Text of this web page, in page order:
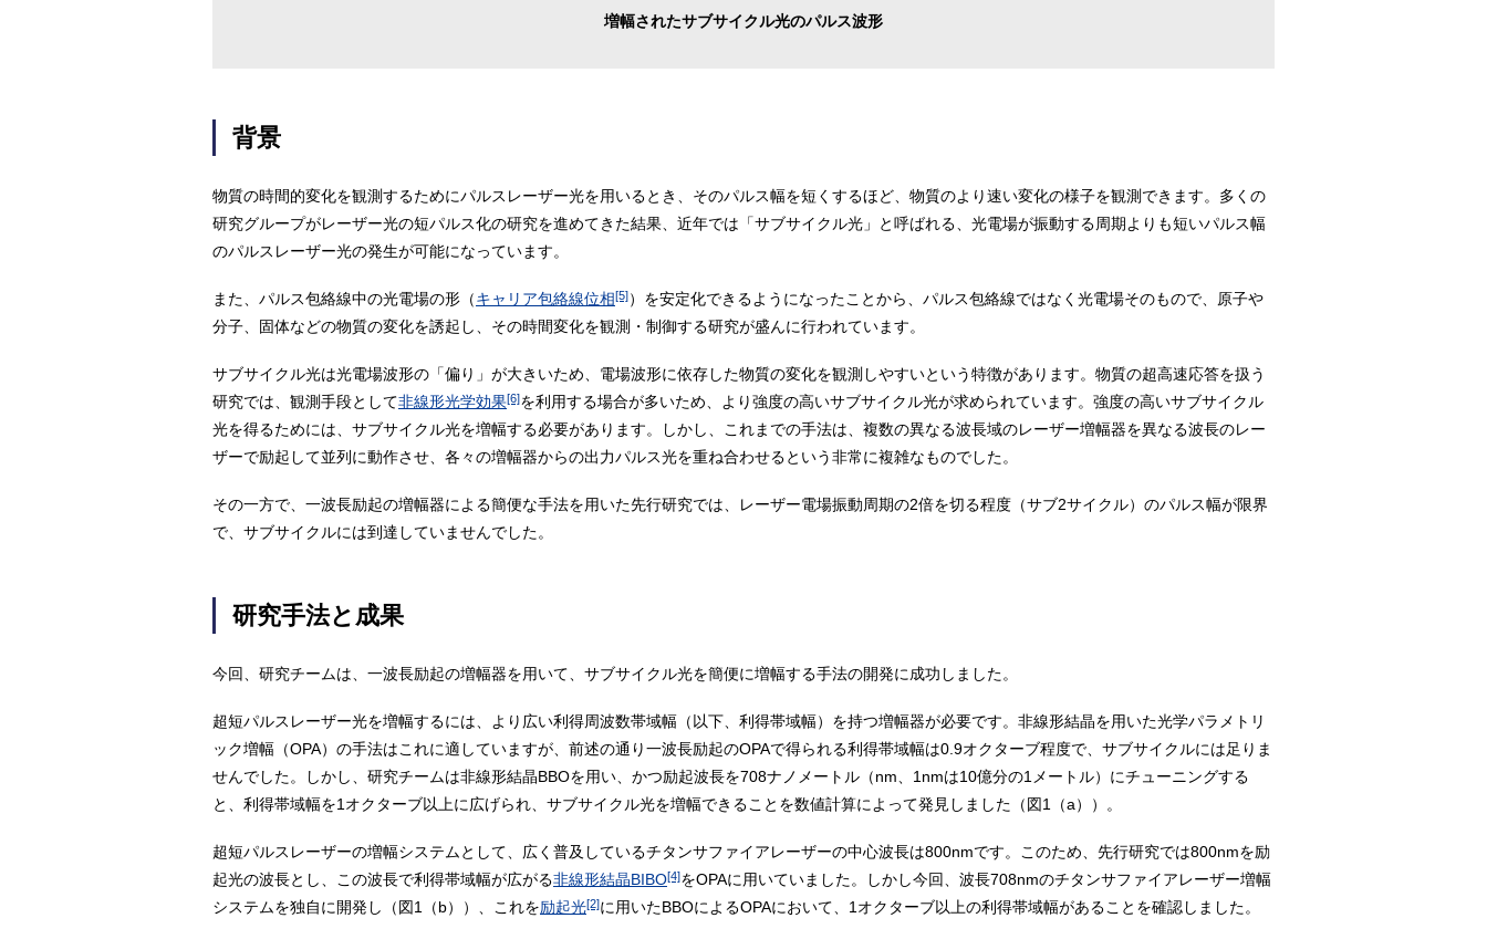
増幅されたサブサイクル光のパルス波形
背景
物質の時間的変化を観測するためにパルスレーザー光を用いるとき、そのパルス幅を短くするほど、物質のより速い変化の様子を観測できます。多くの
研究グループがレーザー光の短パルス化の研究を進めてきた結果、近年では「サブサイクル光」と呼ばれる、光電場が振動する周期よりも短いパルス幅
のパルスレーザー光の発生が可能になっています。
また、パルス包絡線中の光電場の形（キャリア包絡線位相[5]）を安定化できるようになったことから、パルス包絡線ではなく光電場そのもので、原子や
分子、固体などの物質の変化を誘起し、その時間変化を観測・制御する研究が盛んに行われています。
サブサイクル光は光電場波形の「偏り」が大きいため、電場波形に依存した物質の変化を観測しやすいという特徴があります。物質の超高速応答を扱う
研究では、観測手段として非線形光学効果[6]を利用する場合が多いため、より強度の高いサブサイクル光が求められています。強度の高いサブサイクル
光を得るためには、サブサイクル光を増幅する必要があります。しかし、これまでの手法は、複数の異なる波長域のレーザー増幅器を異なる波長のレー
ザーで励起して並列に動作させ、各々の増幅器からの出力パルス光を重ね合わせるという非常に複雑なものでした。
その一方で、一波長励起の増幅器による簡便な手法を用いた先行研究では、レーザー電場振動周期の2倍を切る程度（サブ2サイクル）のパルス幅が限界
で、サブサイクルには到達していませんでした。
研究手法と成果
今回、研究チームは、一波長励起の増幅器を用いて、サブサイクル光を簡便に増幅する手法の開発に成功しました。
超短パルスレーザー光を増幅するには、より広い利得周波数帯域幅（以下、利得帯域幅）を持つ増幅器が必要です。非線形結晶を用いた光学パラメトリ
ック増幅（OPA）の手法はこれに適していますが、前述の通り一波長励起のOPAで得られる利得帯域幅は0.9オクターブ程度で、サブサイクルには足りま
せんでした。しかし、研究チームは非線形結晶BBOを用い、かつ励起波長を708ナノメートル（nm、1nmは10億分の1メートル）にチューニングする
と、利得帯域幅を1オクターブ以上に広げられ、サブサイクル光を増幅できることを数値計算によって発見しました（図1（a））。
超短パルスレーザーの増幅システムとして、広く普及しているチタンサファイアレーザーの中心波長は800nmです。このため、先行研究では800nmを励
起光の波長とし、この波長で利得帯域幅が広がる非線形結晶BIBO[4]をOPAに用いていました。しかし今回、波長708nmのチタンサファイアレーザー増幅
システムを独自に開発し（図1（b））、これを励起光[2]に用いたBBOによるOPAにおいて、1オクターブ以上の利得帯域幅があることを確認しました。